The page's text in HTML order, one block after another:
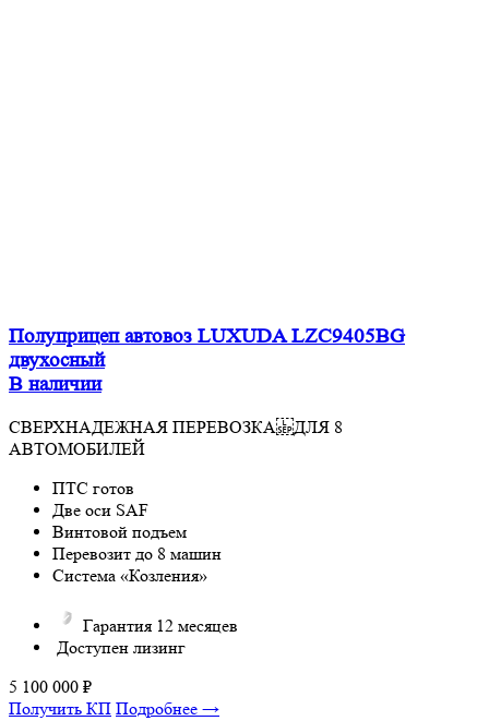
Полуприцеп автовоз LUXUDA LZC9405BG
двухосный
В наличии
СВЕРХНАДЕЖНАЯ ПЕРЕВОЗКА ДЛЯ 8
АВТОМОБИЛЕЙ
ПТС готов
Две оси SAF
Винтовой подъем
Перевозит до 8 машин
Система «Козления»
Гарантия 12 месяцев
Доступен лизинг
5 100 000 ₽
Получить КП Подробнее →